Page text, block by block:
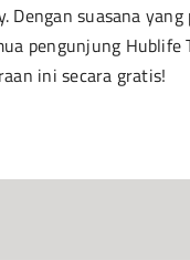
suasana
pengunjung Hublife
ini secara gratis!